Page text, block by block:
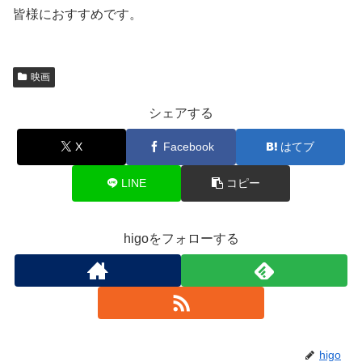
皆様におすすめです。
映画
シェアする
X Facebook はてブ
LINE コピー
higoをフォローする
higo